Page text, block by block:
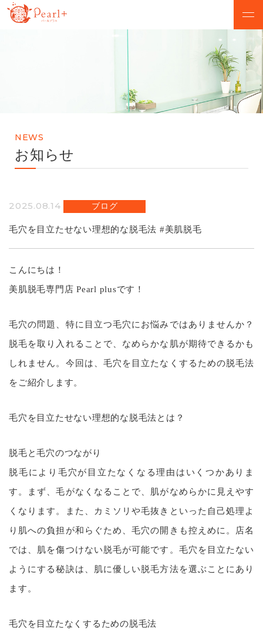
CAMPAIGN
MENU
SALON
NEWS Q&A
NEWS
お知らせ
2025.08.14 ブログ
毛穴を目立たせない理想的な脱毛法 #美肌脱毛
こんにちは！
美肌脱毛専門店 Pearl plusです！
毛穴の問題、特に目立つ毛穴にお悩みではありませんか？
脱毛を取り入れることで、なめらかな肌が期待できるかも
しれません。今回は、毛穴を目立たなくするための脱毛法
をご紹介します。
毛穴を目立たせない理想的な脱毛法とは？
脱毛と毛穴のつながり
脱毛により毛穴が目立たなくなる理由はいくつかありま
す。まず、毛がなくなることで、肌がなめらかに見えやす
くなります。また、カミソリや毛抜きといった自己処理よ
り肌への負担が和らぐため、毛穴の開きも控えめに。店名
では、肌を傷つけない脱毛が可能です。毛穴を目立たない
ようにする秘訣は、肌に優しい脱毛方法を選ぶことにあり
ます。
毛穴を目立たなくするための脱毛法